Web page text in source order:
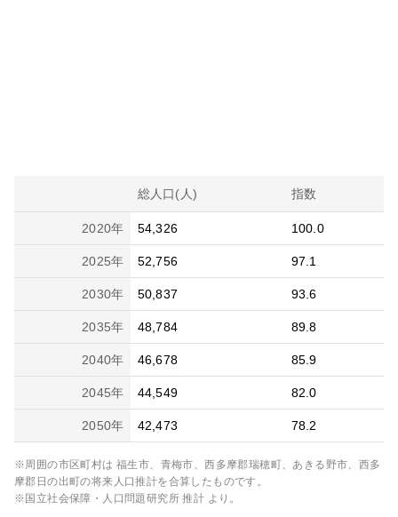
総人口(人) 指数
2020年 54,326 100.0
2025年 52,756 97.1
2030年 50,837 93.6
2035年 48,784 89.8
2040年 46,678 85.9
2045年 44,549 82.0
2050年 42,473 78.2
※周囲の市区町村は 福生市、青梅市、西多摩郡瑞穂町、あきる野市、西多
摩郡日の出町の将来人口推計を合算したものです。
※国立社会保障・人口問題研究所 推計 より。